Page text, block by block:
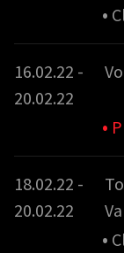
•
16.02.22 -
20.02.22
•
18.02.22 -
20.02.22
•